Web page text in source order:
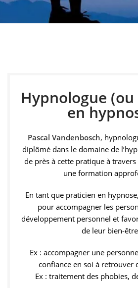
accompagne grâce à
développement personnel et
au quotidien.
Prendre rendez-
Hypnologue
en
Pascal Vandenbosch,
diplômé dans le domaine de
de près à cette pratique à
une formation
En tant que praticien en
pour accompagner les
développement personnel et
de leur bien-
Ex : accompagner une
confiance en soi à retrouver
Ex : traitement des phobies,